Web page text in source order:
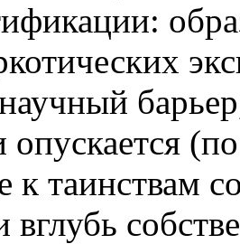
научный
опускается
к таинствам
вглубь